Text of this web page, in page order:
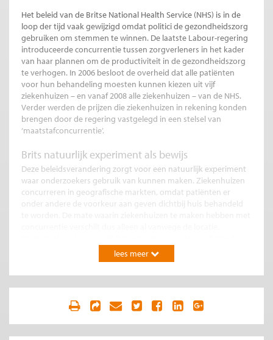
Het beleid van de Britse National Health Service (NHS) is in de
loop der tijd vaak gewijzigd omdat politici de gezondheidszorg
gebruiken om stemmen te winnen. De laatste Labour-regering
introduceerde concurrentie tussen zorgverleners in het kader
van haar plannen om de productiviteit in de gezondheidszorg
te verhogen. In 2006 besloot de overheid dat alle patiënten
voor hun behandeling moesten kunnen kiezen uit vijf
ziekenhuizen – en vanaf 2008 alle ziekenhuizen – van de NHS.
Verder werden de prijzen die ziekenhuizen in rekening konden
brengen door de regering vastgelegd in een stelsel van
‘maatstafconcurrentie’.
Brits natuurlijk experiment als bewijs
Deze beleidsverandering zorgt voor een natuurlijk experiment
waar onderzoekers gebruik van kunnen maken. Ziekenhuizen
concurreren in geografische markten, omdat patiënten er
onder andere de voorkeur aan geven dichtbij huis behandeld
vergelijken van voor en na de invoering van het
concurrentiebeleid in verschillende markten.
Concurrentie kan voordelen bieden
In een recent onderzoek samen met Rodrigo Moreno-Serra
(Gaynor et al., 2010) keken we naar de bijna 13 miljoen
ziekenhuisopnames in NHS-instellingen, voor en na de
beleidsverandering. We zagen dat ziekenhuizen die gevestigd
lees meer